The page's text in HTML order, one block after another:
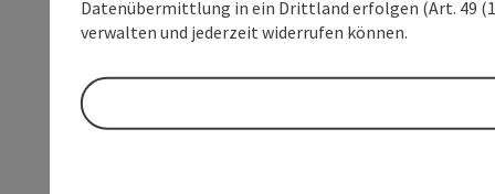
Datenübermittlung in ein Drittland erfolgen (Art. 49
verwalten und jederzeit widerrufen können.